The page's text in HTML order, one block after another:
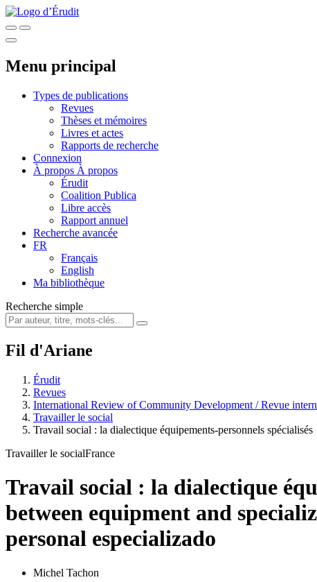
Menu principal
Types de publications
Revues
Thèses et mémoires
Livres et actes
Rapports de recherche
Connexion
À propos À propos
Érudit
Coalition Publica
Libre accès
Rapport annuel
Recherche avancée
FR
Français
English
Ma bibliothèque
Recherche simple
Fil d'Ariane
Érudit
Revues
International Review of Community Development / Revue
Travailler le social
Travail social : la dialectique équipements-personnels spécialisés
Travailler le socialFrance
Travail social : la dialectique
between equipment and
personal especializado
Michel Tachon